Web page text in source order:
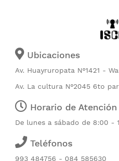
Ubicaciones
Av. Huayruropata N°1421 -
Av. La cultura N°2045 6to
Horario de Atención
De lunes a sábado de 8:00 -
Teléfonos
993 484756 - 084 585630